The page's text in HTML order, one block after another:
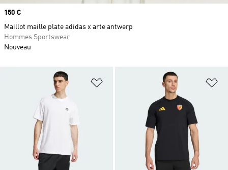
Ajouter à la Liste de produits
Prix
150 €
Maillot maille plate adidas x arte antwerp
Hommes Sportswear
Nouveau